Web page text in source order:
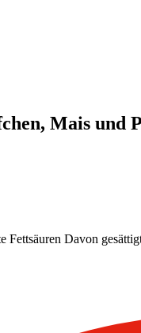
Mais und
Fettsäuren Davon